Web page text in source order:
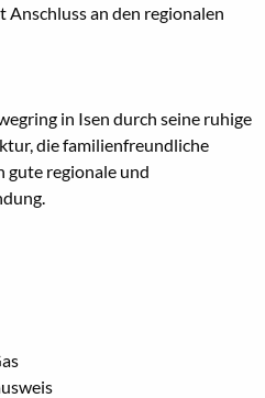
an den regionalen
in Isen durch seine ruhige
die familienfreundliche
gute regionale und